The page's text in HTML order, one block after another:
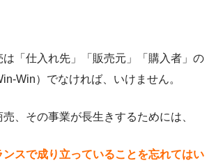
は「仕入れ先」「販売元」「購入者」の
Win）でなければ、いけません。
、その事業が長生きするためには、
ンスで成り立っていることを忘れてはい